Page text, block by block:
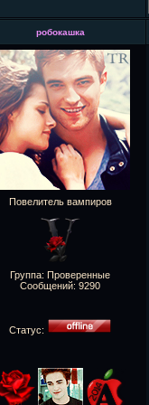
робокашка
Повелитель вампиров
Группа: Проверенные
Сообщений: 9290
Статус: